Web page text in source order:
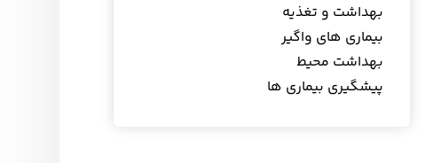
بهداشت و تغذیه
بیماری های واگیر
بهداشت محیط
پیشگیری بیماری ها